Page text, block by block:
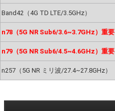
Band42（4G TD LTE/3.5GHz）
n78（5G NR Sub6/3.6~3.7GHz）重要
n79（5G NR Sub6/4.5~4.6GHz）重要
n257（5G NR ミリ波/27.4~27.8GHz）